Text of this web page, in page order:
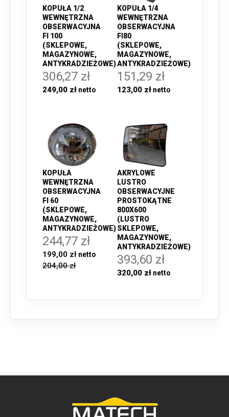
KOPUŁA 1/2
WEWNĘTRZNA
OBSERWACYJNA
FI 100
(SKLEPOWE,
MAGAZYNOWE,
ANTYKRADZIEŻOWE)
306,27 zł
249,00 zł
KOPUŁA 1/4
WEWNĘTRZNA
OBSERWACYJNA
FI80
(SKLEPOWE,
MAGAZYNOWE,
ANTYKRADZIEŻOWE)
151,29 zł
123,00 zł
KOPUŁA
WEWNĘTRZNA
OBSERWACYJNA
FI 60
(SKLEPOWE,
MAGAZYNOWE,
ANTYKRADZIEŻOWE)
244,77 zł
199,00 zł
204,00 zł
AKRYLOWE
LUSTRO
OBSERWACYJNE
PROSTOKĄTNE
800X600
(LUSTRO
SKLEPOWE,
MAGAZYNOWE,
ANTYKRADZIEŻOWE)
393,60 zł
320,00 zł